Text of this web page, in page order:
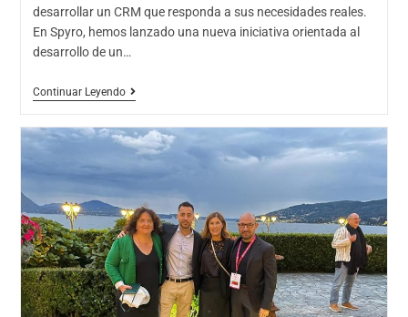
desarrollar un CRM que responda a sus necesidades reales.
En Spyro, hemos lanzado una nueva iniciativa orientada al
desarrollo de un…
Continuar Leyendo